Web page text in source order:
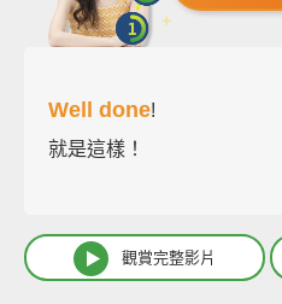
Well done!
就是這樣！
觀賞完整影片